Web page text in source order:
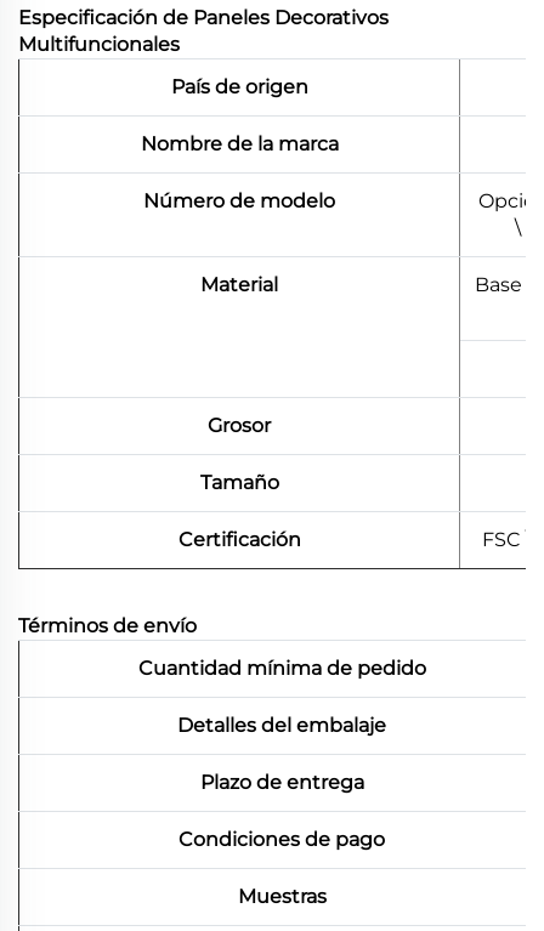
Especificación de Paneles Decorativos
Multifuncionales
País de origen
Nombre de la marca
Número de modelo
\
Material Base
Grosor
Tamaño
Certificación FSC \
Términos de envío
Cuantidad mínima de pedido
Detalles del embalaje
Plazo de entrega
Condiciones de pago
Muestras